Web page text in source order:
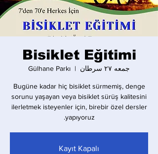
Bisiklet Eğitimi
جمعه ۲۷ سرطان
  |
Gülhane Parkı
Bugüne kadar hiç bisiklet sürmemiş, denge
sorunu yaşayan veya bisiklet sürüş kalitesini
ilerletmek isteyenler için, birebir özel dersler
yapıyoruz.
Kayıt Kapalı